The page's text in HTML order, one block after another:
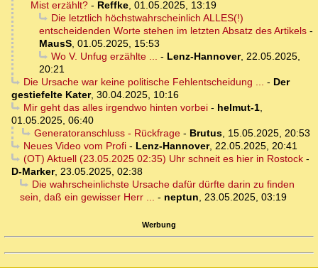
Mist erzählt? - Reffke 01.05.2025, 13:19
Die letztlich höchstwahrscheinlich ALLES(!)
entscheidenden Worte stehen im letzten Absatz des Artikels -
MausS 01.05.2025, 15:53
Wo V. Unfug erzählte ...
- Lenz-Hannover, 22.05.2025,
20:21
Die Ursache war keine politische Fehlentscheidung ...
- Der
gestiefelte Kater, 30.04.2025, 10:16
Mir geht das alles irgendwo hinten vorbei- helmut-1,
01.05.2025, 06:40
Generatoranschluss - Rückfrage- Brutus, 15.05.2025, 20:53
Neues Video vom Profi- Lenz-Hannover, 22.05.2025, 20:41
(OT) Aktuell (23.05.2025 02:35) Uhr schneit es hier in Rostock-
D-Marker, 23.05.2025, 02:38
Die wahrscheinlichste Ursache dafür dürfte darin zu finden
sein, daß ein gewisser Herr ...
- neptun 23.05.2025, 03:19
Werbung